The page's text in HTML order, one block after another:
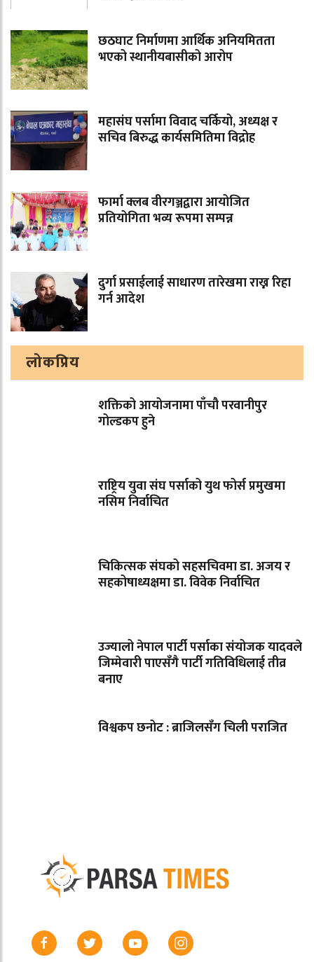
छठघाट निर्माणमा आर्थिक अनियमितता
भएको स्थानीयबासीको आरोप
महासंघ पर्सामा विवाद चर्कियो, अध्यक्ष र
सचिव बिरुद्ध कार्यसमितिमा विद्रोह
फार्मा क्लब वीरगञ्जद्वारा आयोजित
प्रतियोगिता भव्य रूपमा सम्पन्न
दुर्गा प्रसाईलाई साधारण तारेखमा राख्न रिहा
गर्न आदेश
लोकप्रिय
शक्तिको आयोजनामा पाँचौ परवानीपुर
गोल्डकप हुने
राष्ट्रिय युवा संघ पर्साको युथ फोर्स प्रमुखमा
नसिम निर्वाचित
चिकित्सक संघको सहसचिवमा डा. अजय र
सहकोषाध्यक्षमा डा. विवेक निर्वाचित
उज्यालो नेपाल पार्टी पर्साका संयोजक यादवले
जिम्मेवारी पाएसँगै पार्टी गतिविधिलाई तीव्र
बनाए
विश्वकप छनोट : ब्राजिलसँग चिली पराजित